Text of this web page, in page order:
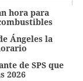
hora para
Ángeles la
de SPS que
2026